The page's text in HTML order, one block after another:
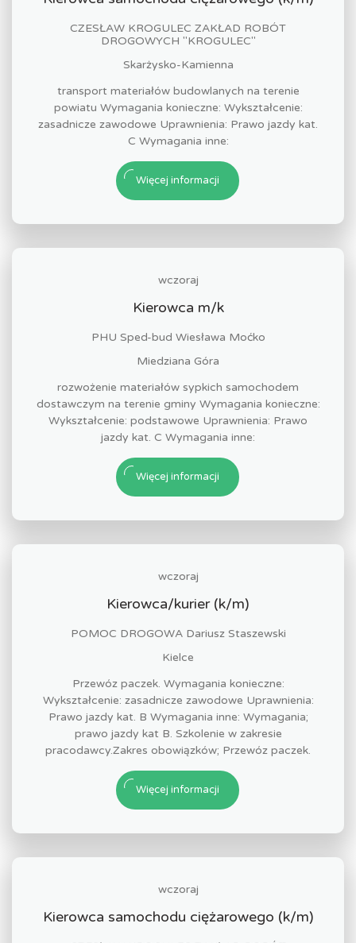
CZESŁAW KROGULEC ZAKŁAD ROBÓT
DROGOWYCH "KROGULEC"
Skarżysko-Kamienna
transport materiałów budowlanych na terenie
powiatu Wymagania konieczne: Wykształcenie:
zasadnicze zawodowe Uprawnienia: Prawo jazdy kat.
C Wymagania inne:
Więcej informacji
wczoraj
Kierowca m/k
PHU Sped-bud Wiesława Moćko
Miedziana Góra
rozwożenie materiałów sypkich samochodem
dostawczym na terenie gminy Wymagania konieczne:
Wykształcenie: podstawowe Uprawnienia: Prawo
jazdy kat. C Wymagania inne:
Więcej informacji
wczoraj
Kierowca/kurier (k/m)
POMOC DROGOWA Dariusz Staszewski
Kielce
Przewóz paczek. Wymagania konieczne:
Wykształcenie: zasadnicze zawodowe Uprawnienia:
Prawo jazdy kat. B Wymagania inne: Wymagania;
prawo jazdy kat B. Szkolenie w zakresie
pracodawcy.Zakres obowiązków; Przewóz paczek.
Więcej informacji
wczoraj
Kierowca samochodu ciężarowego (k/m)